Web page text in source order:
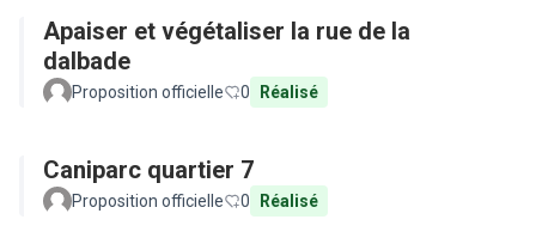
Apaiser et végétaliser la rue de la
dalbade
Proposition officielle 0 Réalisé
Caniparc quartier 7
Proposition officielle 0 Réalisé